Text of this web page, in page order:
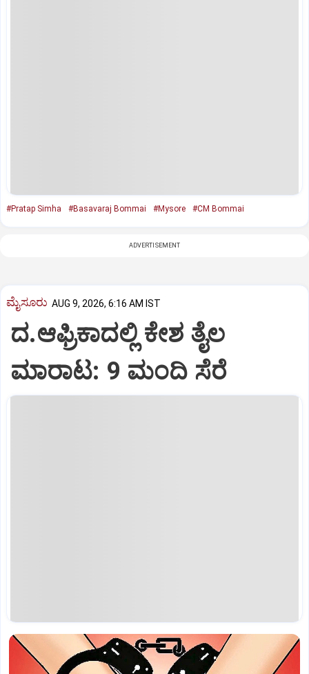
#Pratap Simha #Basavaraj Bommai #Mysore #CM Bommai
ADVERTISEMENT
ಮೈಸೂರು AUG 9, 2026, 6:16 AM IST
ದ.ಆಫ್ರಿಕಾದಲ್ಲಿ ಕೇಶ ತೈಲ
ಮಾರಾಟ: 9 ಮಂದಿ ಸೆರೆ